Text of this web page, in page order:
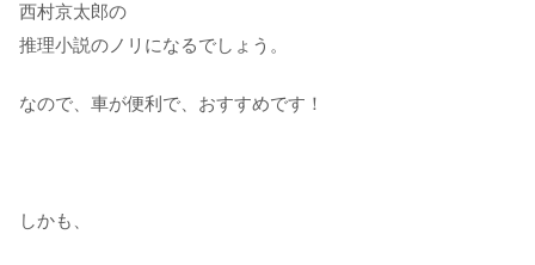
西村京太郎の
推理小説のノリになるでしょう。
なので、車が便利で、おすすめです！
しかも、